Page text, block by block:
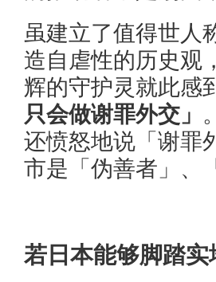
虽建立了值得世人
造自虐性的历史观
辉的守护灵就此感
只会做谢罪外交」 。
还愤怒地说「谢罪
市是「伪善者」、
若日本能够脚踏